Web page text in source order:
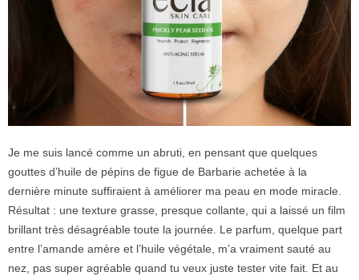
Je me suis lancé comme un abruti, en pensant que quelques
gouttes d’huile de pépins de figue de Barbarie achetée à la
dernière minute suffiraient à améliorer ma peau en mode miracle.
Résultat : une texture grasse, presque collante, qui a laissé un film
brillant très désagréable toute la journée. Le parfum, quelque part
entre l’amande amère et l’huile végétale, m’a vraiment sauté au
nez, pas super agréable quand tu veux juste tester vite fait. Et au